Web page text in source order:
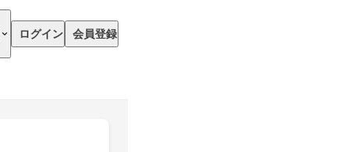
ログイン 会員登録